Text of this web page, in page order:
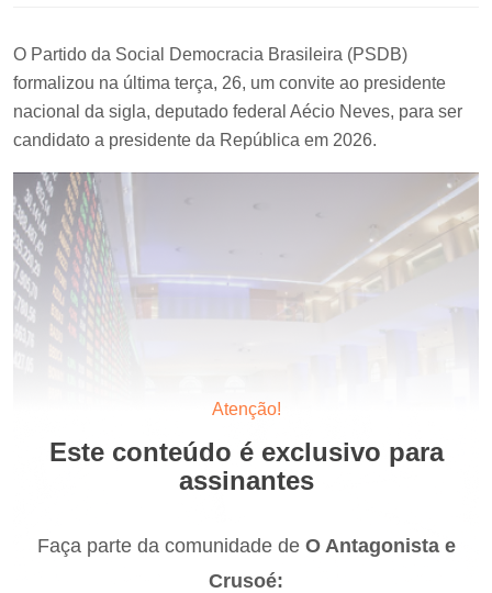
Atenção!
Este conteúdo é exclusivo para
assinantes
Faça parte da comunidade de O Antagonista e
Crusoé:
O Partido da Social Democracia Brasileira (PSDB)
formalizou na última terça, 26, um convite ao presidente
nacional da sigla, deputado federal Aécio Neves, para ser
candidato a presidente da República em 2026.